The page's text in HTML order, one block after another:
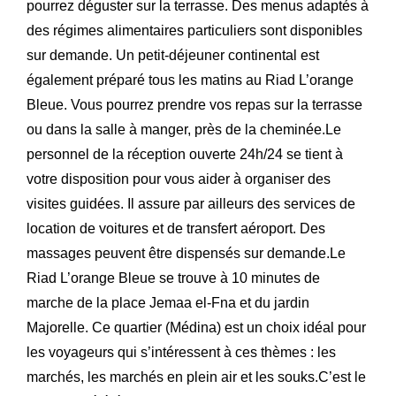
pourrez déguster sur la terrasse. Des menus adaptés à
des régimes alimentaires particuliers sont disponibles
sur demande. Un petit-déjeuner continental est
également préparé tous les matins au Riad L’orange
Bleue. Vous pourrez prendre vos repas sur la terrasse
ou dans la salle à manger, près de la cheminée.Le
personnel de la réception ouverte 24h/24 se tient à
votre disposition pour vous aider à organiser des
visites guidées. Il assure par ailleurs des services de
location de voitures et de transfert aéroport. Des
massages peuvent être dispensés sur demande.Le
Riad L’orange Bleue se trouve à 10 minutes de
marche de la place Jemaa el-Fna et du jardin
Majorelle. Ce quartier (Médina) est un choix idéal pour
les voyageurs qui s’intéressent à ces thèmes : les
marchés, les marchés en plein air et les souks.C’est le